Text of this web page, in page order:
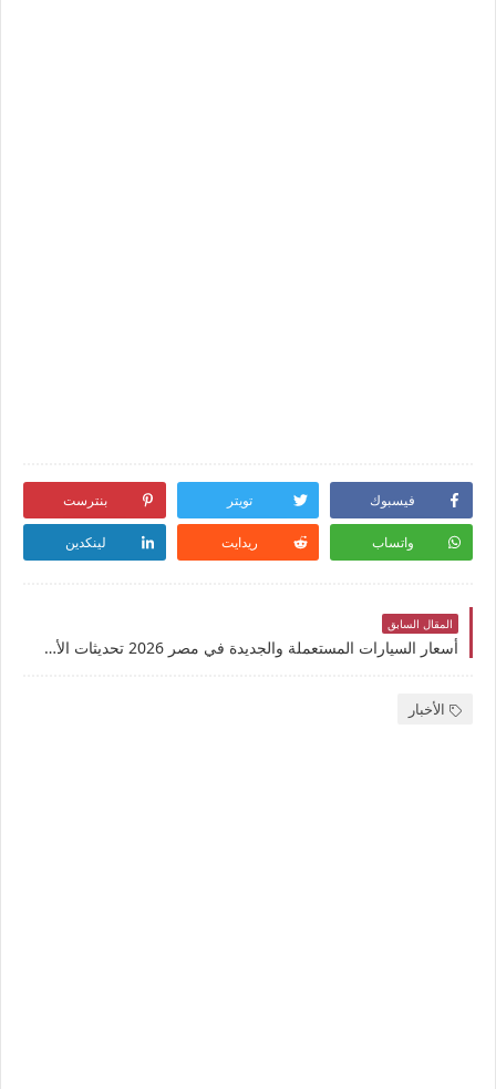
فيسبوك تويتر بنترست
واتساب ريدايت لينكدين
المقال السابق
أسعار السيارات المستعملة والجديدة في مصر 2026 تحديثات الأسعار
الأخبار